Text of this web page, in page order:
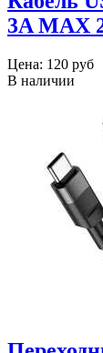
3A MAX
Цена: 120 руб
В наличии